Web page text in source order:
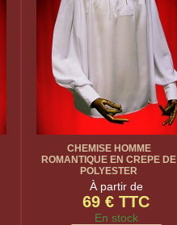
CHEMISE HOMME
ROMANTIQUE EN CREPE DE
POLYESTER
À partir de
69 € TTC
En stock